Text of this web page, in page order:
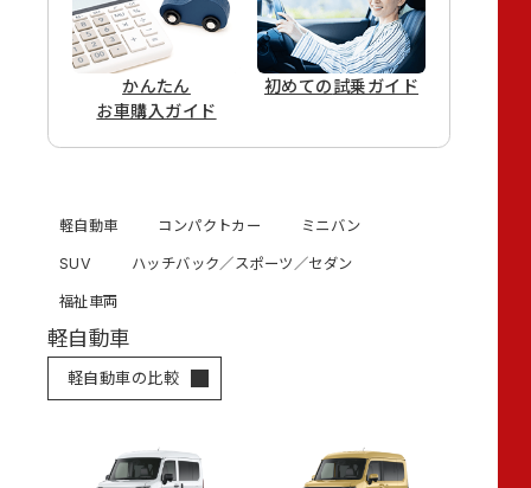
かんたん
お車購入ガイド
初めての試乗ガイド
軽自動車 コンパクトカー ミニバン
SUV ハッチバック／スポーツ／セダン
福祉車両
軽自動車
軽自動車の比較